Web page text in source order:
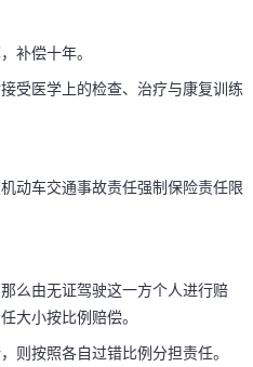
补偿十年。
受医学上的检查、治疗与康复训练
动车交通事故责任强制保险责任限
么由无证驾驶这一方个人进行赔
大小按比例赔偿。
则按照各自过错比例分担责任。